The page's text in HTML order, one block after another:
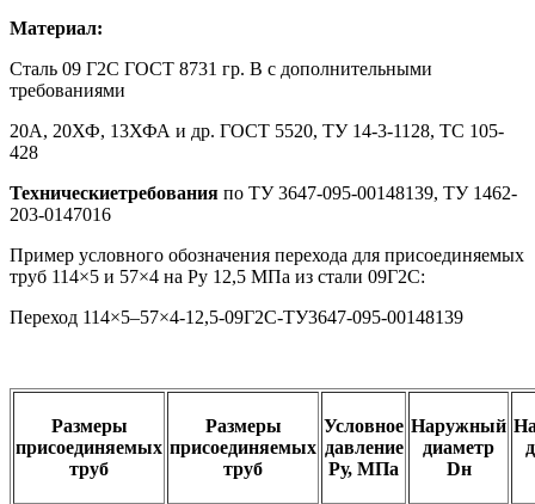
Материал:
Сталь 09 Г2С ГОСТ 8731 гр. В с дополнительными
требованиями
20А, 20ХФ, 13ХФА и др. ГОСТ 5520, ТУ 14-3-1128, ТС 105-
428
Техническиетребования по ТУ 3647-095-00148139, ТУ 1462-
203-0147016
Пример условного обозначения перехода для присоединяемых
труб 114×5 и 57×4 на Ру 12,5 МПа из стали 09Г2С:
Переход 114×5–57×4-12,5-09Г2С-ТУ3647-095-00148139
Размеры
присоединяемых
труб
Размеры
присоединяемых
труб
Условное
давление
Ру, МПа
Наружный
диаметр
Dн